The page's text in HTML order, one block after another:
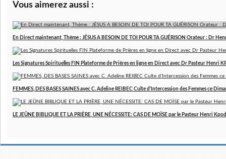
Vous aimerez aussi :
En Direct maintenant, Thème : JÉSUS A BESOIN DE TOI POUR TA GUÉRISON Orateur : Dr
Les Signatures Spirituelles FIN Plateforme de Prières en ligne en Direct avec Dr Pasteur Henri
FEMMES, DES BASES SAINES avec C. Adeline REIBEC Culte d'Intercession des Femmes ce
LE JEÛNE BIBLIQUE ET LA PRIÈRE, UNE NÉCESSITE: CAS DE MOÏSE par le Pasteur Henri